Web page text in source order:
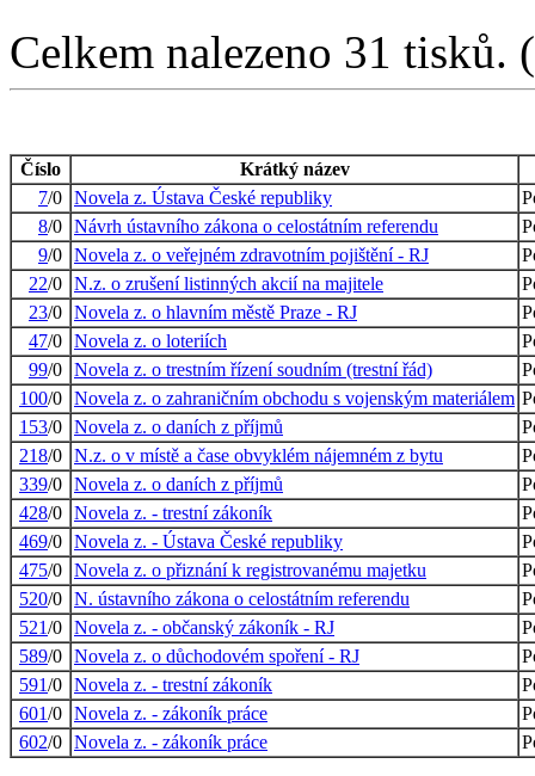
Celkem nalezeno 31 tisků.
Číslo
Krátký název
7/0 Novela z. Ústava České republiky
8/0 Návrh ústavního zákona o celostátním referendu
9/0 Novela z. o veřejném zdravotním pojištění - RJ
22/0 N.z. o zrušení listinných akcií na majitele
23/0 Novela z. o hlavním městě Praze - RJ
47/0 Novela z. o loteriích
99/0 Novela z. o trestním řízení soudním (trestní řád)
100/0 Novela z. o zahraničním obchodu s vojenským materiálem
153/0 Novela z. o daních z příjmů
218/0 N.z. o v místě a čase obvyklém nájemném z bytu
339/0 Novela z. o daních z příjmů
428/0 Novela z. - trestní zákoník
469/0 Novela z. - Ústava České republiky
475/0 Novela z. o přiznání k registrovanému majetku
520/0 N. ústavního zákona o celostátním referendu
521/0 Novela z. - občanský zákoník - RJ
589/0 Novela z. o důchodovém spoření - RJ
591/0 Novela z. - trestní zákoník
601/0 Novela z. - zákoník práce
602/0 Novela z. - zákoník práce